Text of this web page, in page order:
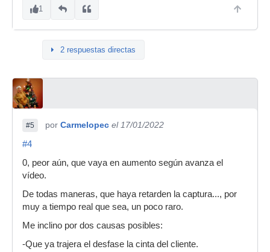
1
2 respuestas directas
#5 por Carmelopec el 17/01/2022
#4
0, peor aún, que vaya en aumento según avanza el
vídeo.
De todas maneras, que haya retarden la captura..., por
muy a tiempo real que sea, un poco raro.
Me inclino por dos causas posibles:
-Que ya trajera el desfase la cinta del cliente.